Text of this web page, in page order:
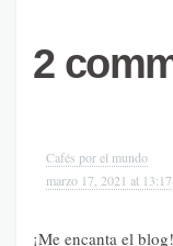
2
Cafés por el mundo
marzo 17, 2021 at 13:17
¡Me encanta el